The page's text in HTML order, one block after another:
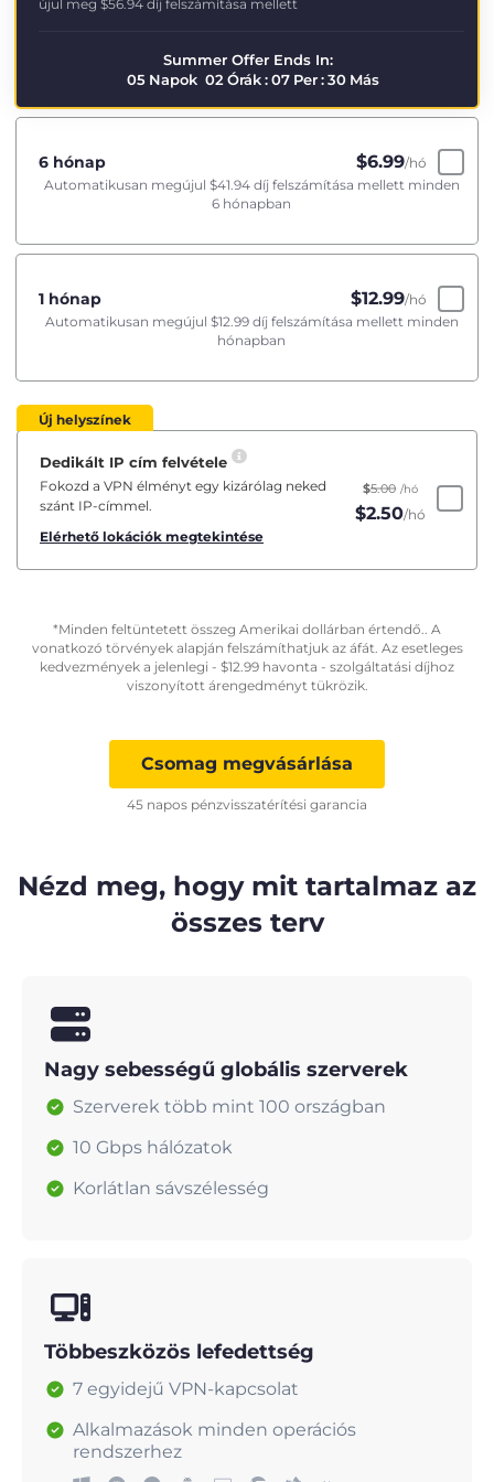
újul meg $56.94 díj felszámítása mellett
Summer Offer Ends In:
05 Napok 02 Órák:07 Per: 29 Más
6 hónap $6.99/hó
Automatikusan megújul $41.94díj felszámítása mellett minden
6 hónapban
1 hónap $12.99/hó
Automatikusan megújul $12.99díj felszámítása mellett minden
hónapban
Új helyszínek
Dedikált IP cím felvétele
Fokozd a VPN élményt egy kizárólag neked
szánt IP-címmel.
Elérhető lokációk megtekintése
$5.00 /hó
$2.50/hó
*Minden feltüntetett összeg Amerikai dollárban értendő.. A
vonatkozó törvények alapján felszámíthatjuk az áfát. Az esetleges
kedvezmények a jelenlegi - $12.99 havonta - szolgáltatási díjhoz
viszonyított árengedményt tükrözik.
Csomag megvásárlása
45 napos pénzvisszatérítési garancia
Nézd meg, hogy mit tartalmaz az
összes terv
Nagy sebességű globális szerverek
Szerverek több mint 100 országban
10 Gbps hálózatok
Korlátlan sávszélesség
Többeszközös lefedettség
7 egyidejű VPN-kapcsolat
Alkalmazások minden operációs
rendszerhez